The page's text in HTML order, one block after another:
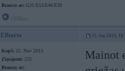
Braucu ar: G31/E53/E46/E39
Elbarto 15. Jun 2024,
Kopš: 25. Nov 2013
Ziņojumi: 225
Braucu ar:
Mainot